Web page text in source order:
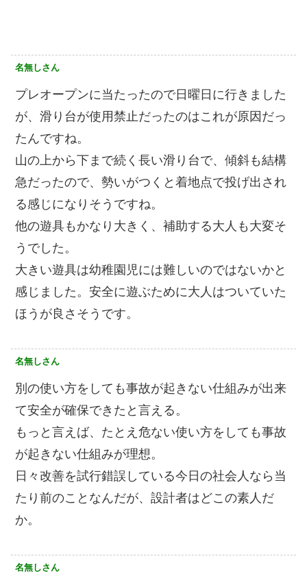
名無しさん
プレオープンに当たったので日曜日に行きました
が、滑り台が使用禁止だったのはこれが原因だっ
たんですね。
山の上から下まで続く長い滑り台で、傾斜も結構
急だったので、勢いがつくと着地点で投げ出され
る感じになりそうですね。
他の遊具もかなり大きく、補助する大人も大変そ
うでした。
大きい遊具は幼稚園児には難しいのではないかと
感じました。安全に遊ぶために大人はついていた
ほうが良さそうです。
名無しさん
別の使い方をしても事故が起きない仕組みが出来
て安全が確保できたと言える。
もっと言えば、たとえ危ない使い方をしても事故
が起きない仕組みが理想。
日々改善を試行錯誤している今日の社会人なら当
たり前のことなんだが、設計者はどこの素人だ
か。
名無しさん